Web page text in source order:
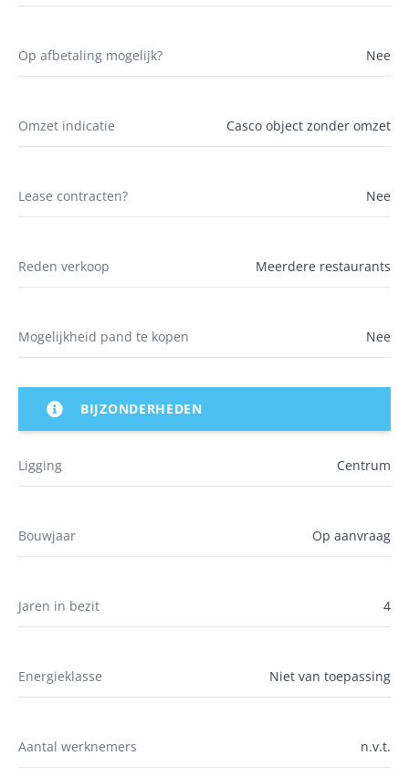
Op afbetaling mogelijk? Nee
Omzet indicatie Casco object zonder omzet
Lease contracten? Nee
Reden verkoop Meerdere restaurants
Mogelijkheid pand te kopen Nee
BIJZONDERHEDEN
Ligging Centrum
Bouwjaar Op aanvraag
Jaren in bezit 4
Energieklasse Niet van toepassing
Aantal werknemers n.v.t.